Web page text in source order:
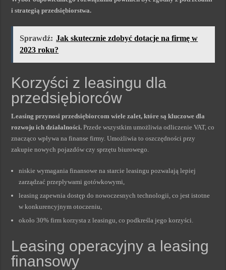
i strategią przedsiębiorstwa.
Sprawdź: Jak skutecznie zdobyć dotacje na firmę w
2023 roku?
Korzyści z leasingu dla
przedsiębiorców
Leasing przynosi przedsiębiorcom wiele zalet, które są kluczowe dla
rozwoju ich działalności. Przede wszystkim umożliwia odliczenie VAT, co
znacząco wpływa na finanse firmy. Umożliwia to oszczędności przy
zakupie nowych pojazdów czy sprzętu biurowego.
niskie wymagania finansowe na starcie leasingu pozwalają lepiej
zarządzać przepływami gotówkowymi,
leasing zapewnia dostęp do nowoczesnych technologii, co jest istotne
w konkurencyjnym otoczeniu,
około 30% firm korzysta z leasingu, co podkreśla jego korzyści.
Leasing operacyjny a leasing
finansowy